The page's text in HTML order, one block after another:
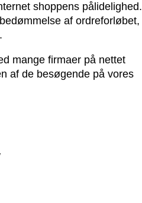
shoppens pålidelighed.
af ordreforløbet,
mange firmaer på nettet
af de besøgende på vores